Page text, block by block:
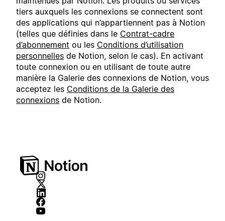
tiers auxquels les connexions se connectent sont
des applications qui n’appartiennent pas à Notion
(telles que définies dans le Contrat-cadre
d’abonnement ou les Conditions d’utilisation
personnelles de Notion, selon le cas). En activant
toute connexion ou en utilisant de toute autre
manière la Galerie des connexions de Notion, vous
acceptez les Conditions de la Galerie des
connexions de Notion.